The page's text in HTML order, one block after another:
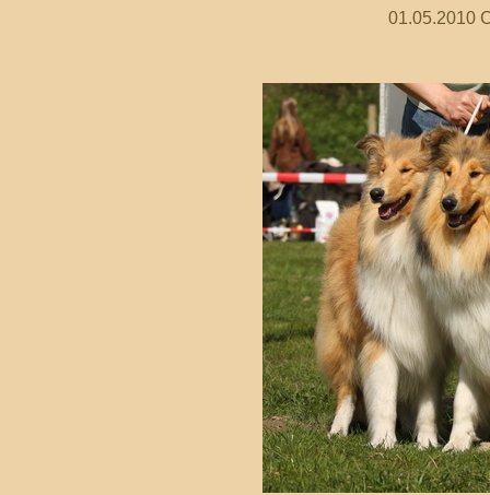
01.05.2010